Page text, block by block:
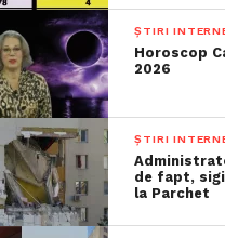
ȘTIRI
Horoscop
2026
ȘTIRI
de fapt,
la Parchet